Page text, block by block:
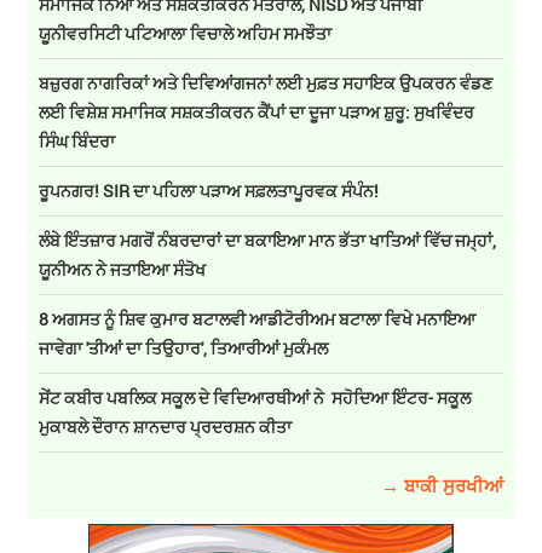
ਯੂਨੀਵਰਸਿਟੀ ਪਟਿਆਲਾ ਵਿਚਾਲੇ ਅਹਿਮ ਸਮਝੌਤਾ
ਬਜ਼ੁਰਗ ਨਾਗਰਿਕਾਂ ਅਤੇ ਦਿਵਿਆਂਗਜਨਾਂ ਲਈ ਮੁਫ਼ਤ ਸਹਾਇਕ ਉਪਕਰਨ ਵੰਡਣ
ਲਈ ਵਿਸ਼ੇਸ਼ ਸਮਾਜਿਕ ਸਸ਼ਕਤੀਕਰਨ ਕੈਂਪਾਂ ਦਾ ਦੂਜਾ ਪੜਾਅ ਸ਼ੁਰੂ: ਸੁਖਵਿੰਦਰ
ਸਿੰਘ ਬਿੰਦਰਾ
ਰੂਪਨਗਰ! SIR ਦਾ ਪਹਿਲਾ ਪੜਾਅ ਸਫ਼ਲਤਾਪੂਰਵਕ ਸੰਪੰਨ!
ਲੰਬੇ ਇੰਤਜ਼ਾਰ ਮਗਰੋਂ ਨੰਬਰਦਾਰਾਂ ਦਾ ਬਕਾਇਆ ਮਾਨ ਭੱਤਾ ਖਾਤਿਆਂ ਵਿੱਚ ਜਮ੍ਹਾਂ,
ਯੂਨੀਅਨ ਨੇ ਜਤਾਇਆ ਸੰਤੋਖ
8 ਅਗਸਤ ਨੂੰ ਸ਼ਿਵ ਕੁਮਾਰ ਬਟਾਲਵੀ ਆਡੀਟੋਰੀਅਮ ਬਟਾਲਾ ਵਿਖੇ ਮਨਾਇਆ
ਜਾਵੇਗਾ 'ਤੀਆਂ ਦਾ ਤਿਉਹਾਰ', ਤਿਆਰੀਆਂ ਮੁਕੰਮਲ
ਸੇਂਟ ਕਬੀਰ ਪਬਲਿਕ ਸਕੂਲ ਦੇ ਵਿਦਿਆਰਥੀਆਂ ਨੇ ਸਹੋਦਿਆ ਇੰਟਰ- ਸਕੂਲ
ਮੁਕਾਬਲੇ ਦੌਰਾਨ ਸ਼ਾਨਦਾਰ ਪ੍ਰਦਰਸ਼ਨ ਕੀਤਾ
→ ਬਾਕੀ ਸੁਰਖੀਆਂ